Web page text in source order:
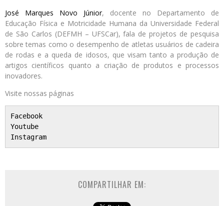
José Marques Novo Júnior, docente no Departamento de
Educação Física e Motricidade Humana da Universidade Federal
de São Carlos (DEFMH – UFSCar), fala de projetos de pesquisa
sobre temas como o desempenho de atletas usuários de cadeira
de rodas e a queda de idosos, que visam tanto a produção de
artigos científicos quanto a criação de produtos e processos
inovadores.
Visite nossas páginas
Facebook
Youtube
Instagram
COMPARTILHAR EM: